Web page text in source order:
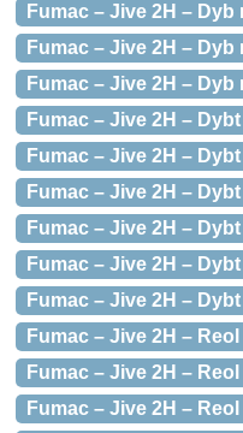
Fumac – Jive 2H –
Fumac – Jive 2H –
Fumac – Jive 2H –
Fumac – Jive 2H –
Fumac – Jive 2H –
Fumac – Jive 2H –
Fumac – Jive 2H –
Fumac – Jive 2H –
Fumac – Jive 2H –
Fumac – Jive 2H –
Fumac – Jive 2H –
Fumac – Jive 2H –